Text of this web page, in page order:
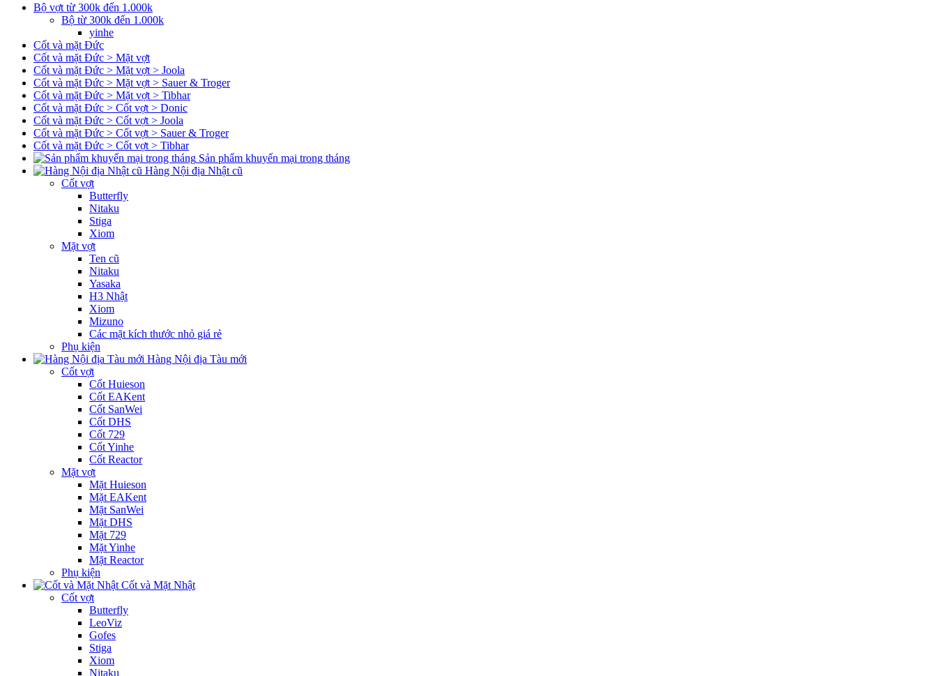
Bộ vợt từ 300k đến 1.000k
Bộ từ 300k đến 1.000k
yinhe
Cốt và mặt Đức
Cốt và mặt Đức > Mặt vợt
Cốt và mặt Đức > Mặt vợt > Joola
Cốt và mặt Đức > Mặt vợt > Sauer & Troger
Cốt và mặt Đức > Mặt vợt > Tibhar
Cốt và mặt Đức > Cốt vợt > Donic
Cốt và mặt Đức > Cốt vợt > Joola
Cốt và mặt Đức > Cốt vợt > Sauer & Troger
Cốt và mặt Đức > Cốt vợt > Tibhar
Sản phẩm khuyến mại trong tháng
Hàng Nội địa Nhật cũ
Cốt vợt
Butterfly
Nitaku
Stiga
Xiom
Mặt vợt
Ten cũ
Nitaku
Yasaka
H3 Nhật
Xiom
Mizuno
Các mặt kích thước nhỏ giá rẻ
Phụ kiện
Hàng Nội địa Tàu mới
Cốt vợt
Cốt Huieson
Cốt EAKent
Cốt SanWei
Cốt DHS
Cốt 729
Cốt Yinhe
Cốt Reactor
Mặt vợt
Mặt Huieson
Mặt EAKent
Mặt SanWei
Mặt DHS
Mặt 729
Mặt Yinhe
Mặt Reactor
Phụ kiện
Cốt và Mặt Nhật
Cốt vợt
Butterfly
LeoViz
Gofes
Stiga
Xiom
Nitaku